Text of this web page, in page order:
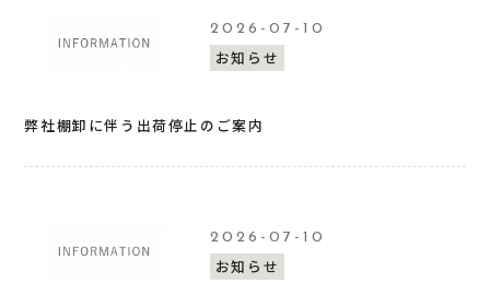
2026-07-10
お知らせ
弊社棚卸に伴う出荷停止のご案内
2026-07-10
お知らせ